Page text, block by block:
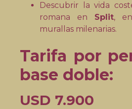
Descubrir la vida
romana en Split,
murallas milenarias.
Tarifa por
base doble:
USD 7.900